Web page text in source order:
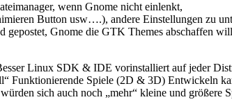
wenn Gnome nicht einlenkt,
Button usw….), andere Einstellungen zu
gepostet, Gnome die GTK Themes abschaffen
Linux SDK & IDE vorinstalliert auf jeder
Funktionierende Spiele (2D & 3D) Entwickeln
sich auch noch „mehr“ kleine und